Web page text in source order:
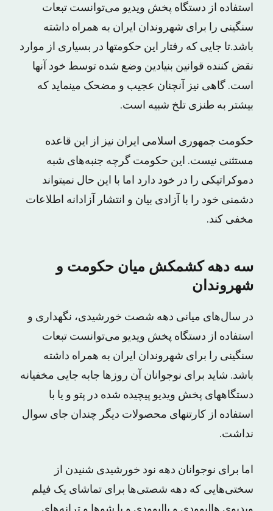
استفاده از دستگاه پخش ویدیو می‌توانست تبعات
سنگینی را برای شهروندان ایران به همراه داشته
باشد.تا جایی که رفتار این حکومتها در بسیاری از موارد
نقض کننده قوانین بنیادین وضع شده توسط خود آنها
است. گاهی نیز آنچنان عجیب و مضحک مینماید که
بیشتر به طنزی تلخ شبیه است.
حکومت جمهوری اسلامی ایران نیز از این قاعده
مستثنی نیست. این حکومت گرچه جنبه‌های شبه
دموکراتیکی را در خود دارد اما با این حال نمیتواند
دشمنی خود را با آزادی بیان و انتشار آزادانه اطلاعات
مخفی کند.
سه دهه کشمکش میان حکومت و
شهروندان
در سال‌های میانی دهه شصت خورشیدی، نگهداری و
استفاده از دستگاه پخش ویدیو می‌توانست تبعات
سنگینی را برای شهروندان ایران به همراه داشته
باشد. شاید برای نوجوانان آن روزها جابه جایی مخفیانه
دستگاههای پخش ویدیو پیچیده شده در پتو و یا با
استفاده از کارتنهای محصولات دیگر چندان جای سوال
نداشت.
اما برای نوجوانان دهه نود خورشیدی شنیدن از
سختی‌هایی که دهه شصتی‌ها برای تماشای یک فیلم